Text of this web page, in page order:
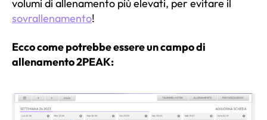
volumi di allenamento più elevati, per evitare il
sovrallenamento!
Ecco come potrebbe essere un campo di
allenamento 2PEAK: